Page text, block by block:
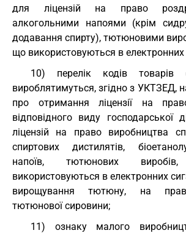
для ліцензій на право
алкогольними напоями (крім
додавання спирту), тютюновими
що використовуються в електронних
10) перелік кодів товарів
вироблятимуться, згідно з УКТЗЕД,
про отримання ліцензії на
відповідного виду господарської
ліцензій на право виробництва
спиртових дистилятів,
напоїв, тютюнових
використовуються в електронних
вирощування тютюну, на
тютюнової сировини;
11) ознаку малого